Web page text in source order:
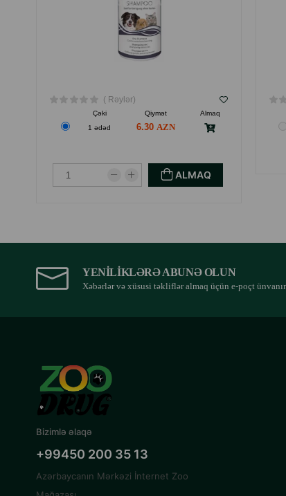
( Rəylər)
Çəki Qiymət
Almaq
1 ədəd
6.30
ALMAQ
YENILIKLƏRƏ ABUNƏ OLUN
Xəbərlər və xüsusi təkliflər almaq üçün e-poçt
Bizimlə əlaqə
+99450 200 35 13
Azərbaycanın Mərkəzi İnternet Zoo